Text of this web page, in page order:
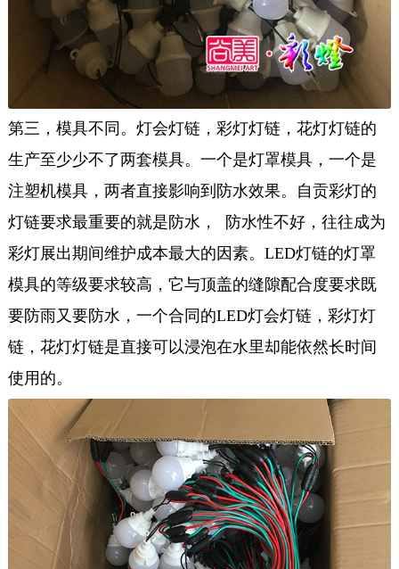
第三，模具不同。 灯会灯链，彩灯灯链，花灯灯链的
生产至少少不了两套模具。一个是灯罩模具，一个是
注塑机模具，两者直接影响到防水效果。自贡彩灯的
灯链要求最重要的就是防水， 防水性不好，往往成为
彩灯展出期间维护成本最大的因素。LED灯链的灯罩
模具的等级要求较高，它与顶盖的缝隙配合度要求既
要防雨又要防水，一个合同的LED灯会灯链，彩灯灯
链，花灯灯链是直接可以浸泡在水里却能依然长时间
使用的。